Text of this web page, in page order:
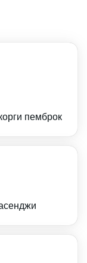
пемброк